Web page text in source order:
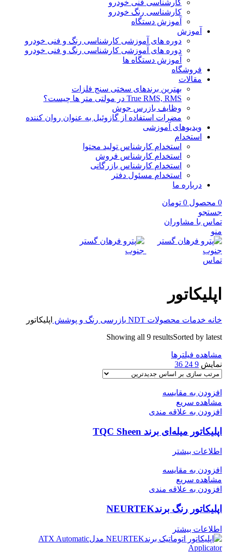
کارشناسی فنی خودرو
کارشناسی رنگ خودرو
آموزش دستگاه
آموزش
دوره های آموزشی کارشناسی رنگ و فنی خودرو
دوره های آموزشی کارشناسی رنگ و فنی خودرو
آموزش دستگاه ها
فروشگاه
مقالات
بهترین برندهای سختی سنج فلزات
True RMS, RMS در مولتی متر ها چیست؟
وظایف بازرس جوش
مضرات استفاده از گازوئیل به عنوان روان کننده
ویدیوهای آموزشی
استخدام
استخدام کارشناس تولید محتوا
استخدام کارشناس فروش
استخدام کارشناس بازرگانی
استخدام مسئول دفتر
درباره ما
0 محصول 0 تومان
جستجو
تماس با مشاوران
منو
تماس
اپلیکاتور
خانه خدمات محصولات NDT بازرسی رنگ و پوشش اپلیکاتور
Showing all 9 resultsSorted by latest
مشاهده فیلترها
نمایش 9
24
36
افزودن به مقایسه
مشاهده سریع
افزودن به علاقه مندی
اپلیکاتور میله‌ای برند TQC Sheen
اطلاعات بیشتر
افزودن به مقایسه
مشاهده سریع
افزودن به علاقه مندی
اپلیکاتور رنگ برندNEURTEK
اطلاعات بیشتر